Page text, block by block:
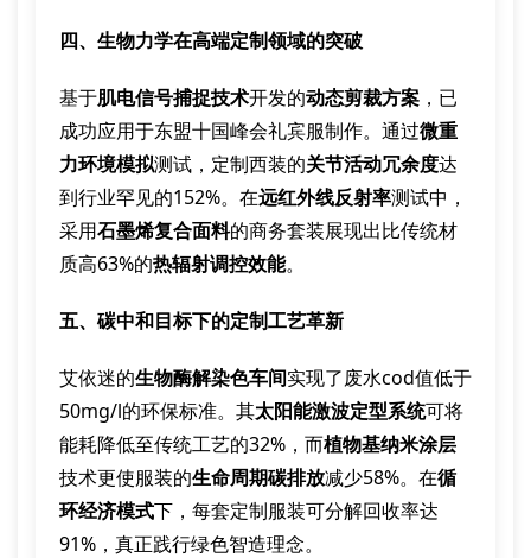
四、生物力学在高端定制领域的突破
基于肌电信号捕捉技术开发的动态剪裁方案 ，已
成功应用于东盟十国峰会礼宾服制作。通过微重
力环境模拟测试，定制西装的关节活动冗余度达
到行业罕见的152%。在远红外线反射率测试中，
采用石墨烯复合面料的商务套装展现出比传统材
质高63%的热辐射调控效能。
五、碳中和目标下的定制工艺革新
艾依迷的生物酶解染色车间实现了废水cod值低于
50mg/l的环保标准。其太阳能激波定型系统可将
能耗降低至传统工艺的32%，而植物基纳米涂层
技术更使服装的生命周期碳排放减少58%。在循
环经济模式下，每套定制服装可分解回收率达
91%，真正践行绿色智造理念。